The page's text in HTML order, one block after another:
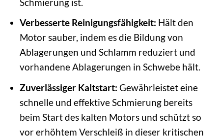
Verbesserte Reinigungsfähigkeit: Hält den
Motor sauber, indem es die Bildung von
Ablagerungen und Schlamm reduziert und
vorhandene Ablagerungen in Schwebe hält.
Zuverlässiger Kaltstart: Gewährleistet eine
schnelle und effektive Schmierung bereits
beim Start des kalten Motors und schützt so
vor erhöhtem Verschleiß in dieser kritischen